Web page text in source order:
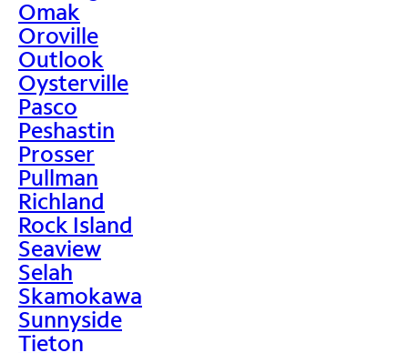
Omak
Oroville
Outlook
Oysterville
Pasco
Peshastin
Prosser
Pullman
Richland
Rock Island
Seaview
Selah
Skamokawa
Sunnyside
Tieton